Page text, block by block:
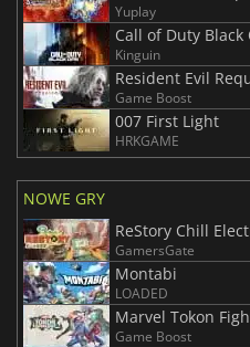
Yuplay
Call of Duty Black
Kinguin
Resident Evil
Game Boost
007 First Light
HRKGAME
NOWE GRY
ReStory Chill
GamersGate
Montabi
LOADED
Marvel Tokon
Game Boost